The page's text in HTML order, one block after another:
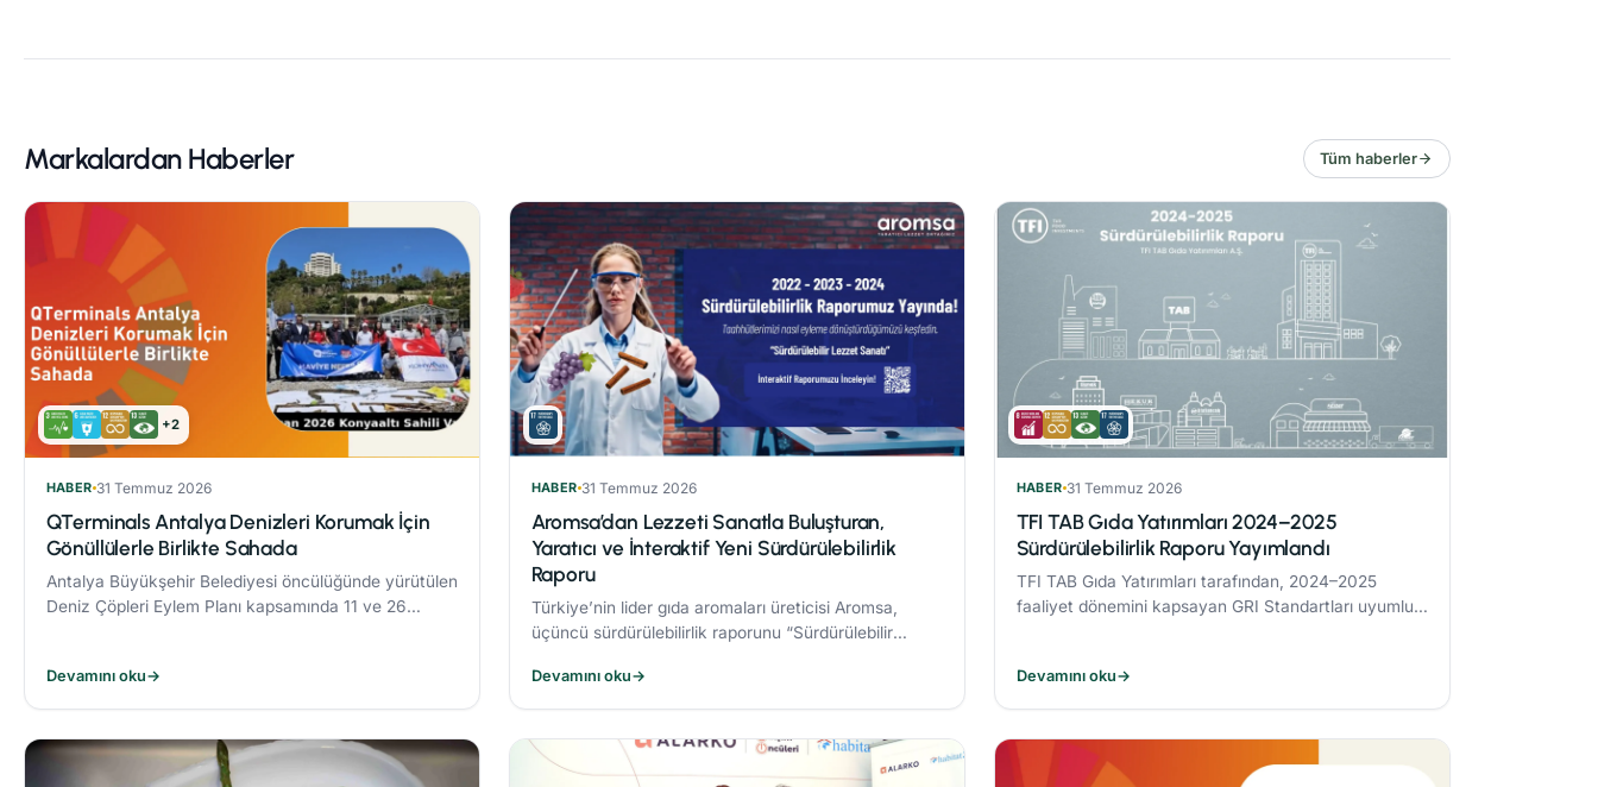
Markalardan Haberler Tüm haberler
+2
HABER 31 Temmuz 2026
QTerminals Antalya Denizleri Korumak İçin
Gönüllülerle Birlikte Sahada
Antalya Büyükşehir Belediyesi öncülüğünde yürütülen
Deniz Çöpleri Eylem Planı kapsamında 11 ve 26
sağladı.
Devamını oku→
HABER 31 Temmuz 2026
Aromsa’dan Lezzeti Sanatla Buluşturan,
Yaratıcı ve İnteraktif Yeni Sürdürülebilirlik
Raporu
Türkiye’nin lider gıda aromaları üreticisi Aromsa,
üçüncü sürdürülebilirlik raporunu “Sürdürülebilir
Devamını oku→
HABER 31 Temmuz 2026
TFI TAB Gıda Yatırımları 2024–2025
Sürdürülebilirlik Raporu Yayımlandı
TFI TAB Gıda Yatırımları tarafından, 2024–2025
faaliyet dönemini kapsayan GRI Standartları uyumlu
Devamını oku→